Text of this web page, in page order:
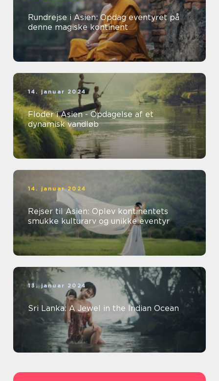
Rundrejse i Asien: Opdag eventyret på
denne magiske kontinent
14. januar 2024
Floder i Asien - Opdagelse af et
dynamisk vandløb
14. januar 2024
Rejser til Asien: Oplev kontinentets
smukke kulturarv og unikke eventyr
13. januar 2024
Sri Lanka: A Jewel in the Indian Ocean